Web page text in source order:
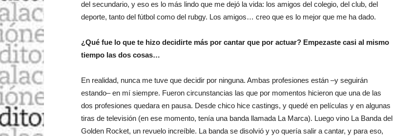
del secundario, y eso es lo más lindo que me dejó la vida: los amigos del colegio, del club, del
deporte, tanto del fútbol como del rubgy. Los amigos… creo que es lo mejor que me ha dado.
¿Qué fue lo que te hizo decidirte más por cantar que por actuar? Empezaste casi al mismo
tiempo las dos cosas…
En realidad, nunca me tuve que decidir por ninguna. Ambas profesiones están ‒y seguirán
estando‒ en mí siempre. Fueron circunstancias las que por momentos hicieron que una de las
dos profesiones quedara en pausa. Desde chico hice castings, y quedé en películas y en algunas
tiras de televisión (en ese momento, tenía una banda llamada La Marca). Luego vino La Banda del
Golden Rocket, un revuelo increíble. La banda se disolvió y yo quería salir a cantar, y para eso,